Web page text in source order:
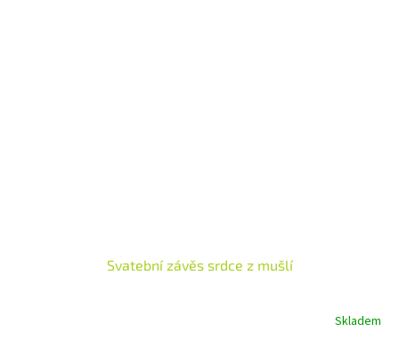
Svatební závěs srdce z mušlí
Skladem